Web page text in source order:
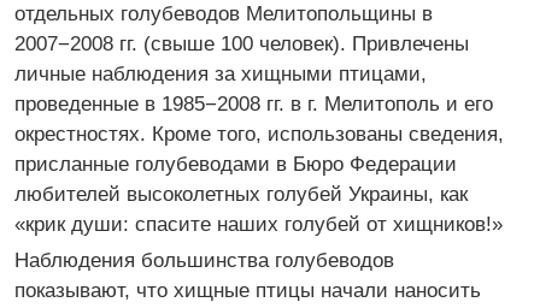
отдельных голубеводов Мелитопольщины в
2007−2008 гг. (свыше 100 человек). Привлечены
личные наблюдения за хищными птицами,
проведенные в 1985−2008 гг. в г. Мелитополь и его
окрестностях. Кроме того, использованы сведения,
присланные голубеводами в Бюро Федерации
любителей высоколетных голубей Украины, как
«крик души: спасите наших голубей от хищников!»
Наблюдения большинства голубеводов
показывают, что хищные птицы начали наносить